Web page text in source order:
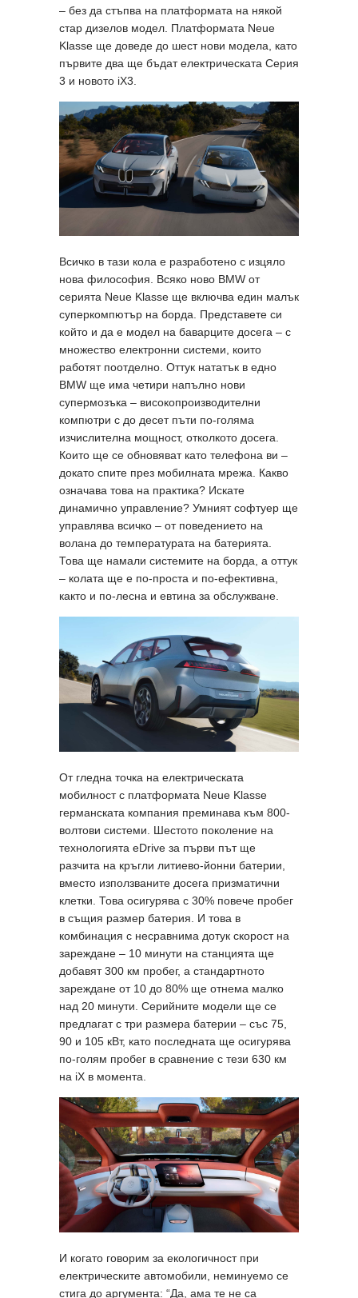
– без да стъпва на платформата на някой
стар дизелов модел. Платформата Neue
Klasse ще доведе до шест нови модела, като
първите два ще бъдат електрическата Серия
3 и новото iX3.
Всичко в тази кола е разработено с изцяло
нова философия. Всяко ново BMW от
серията Neue Klasse ще включва един малък
суперкомпютър на борда. Представете си
който и да е модел на баварците досега – с
множество електронни системи, които
работят поотделно. Оттук нататък в едно
BMW ще има четири напълно нови
супермозъка – високопроизводителни
компютри с до десет пъти по-голяма
изчислителна мощност, отколкото досега.
Които ще се обновяват като телефона ви –
докато спите през мобилната мрежа. Какво
означава това на практика? Искате
динамично управление? Умният софтуер ще
управлява всичко – от поведението на
волана до температурата на батерията.
Това ще намали системите на борда, а оттук
– колата ще е по-проста и по-ефективна,
както и по-лесна и евтина за обслужване.
От гледна точка на електрическата
мобилност с платформата Neue Klasse
германската компания преминава към 800-
волтови системи. Шестото поколение на
технологията eDrive за първи път ще
разчита на кръгли литиево-йонни батерии,
вместо използваните досега призматични
клетки. Това осигурява с 30% повече пробег
в същия размер батерия. И това в
комбинация с несравнима дотук скорост на
зареждане – 10 минути на станцията ще
добавят 300 км пробег, а стандартното
зареждане от 10 до 80% ще отнема малко
над 20 минути. Серийните модели ще се
предлагат с три размера батерии – със 75,
90 и 105 кВт, като последната ще осигурява
по-голям пробег в сравнение с тези 630 км
на iX в момента.
И когато говорим за екологичност при
електрическите автомобили, неминуемо се
стига до аргумента: “Да, ама те не са